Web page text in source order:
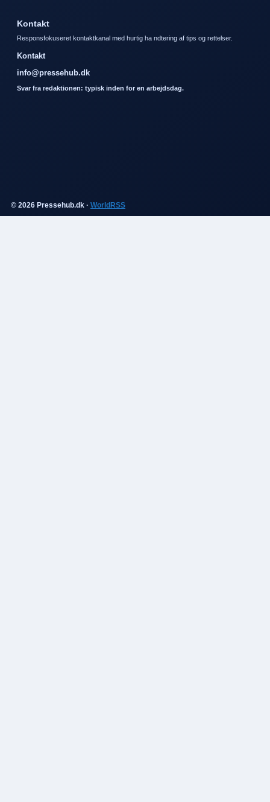
Kontakt
Responsfokuseret kontaktkanal med hurtig ha ndtering af tips og rettelser.
Kontakt
info@pressehub.dk
Svar fra redaktionen: typisk inden for en arbejdsdag.
© 2026 Pressehub.dk · WorldRSS